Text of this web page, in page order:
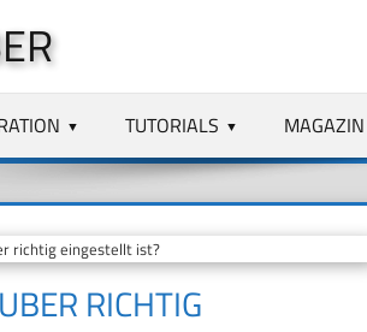
TUTORIALS MAGAZIN
richtig eingestellt ist?
RICHTIG